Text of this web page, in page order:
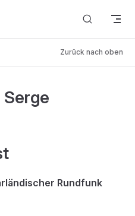
Zurück nach oben
Serge
Rundfunk